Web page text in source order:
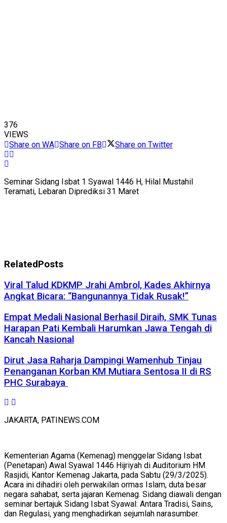
376
VIEWS
Share on WA Share on FB Share on Twitter
Seminar Sidang Isbat 1 Syawal 1446 H, Hilal Mustahil
Teramati, Lebaran Diprediksi 31 Maret
RelatedPosts
Viral Talud KDKMP Jrahi Ambrol, Kades Akhirnya
Angkat Bicara: “Bangunannya Tidak Rusak!”
Empat Medali Nasional Berhasil Diraih, SMK Tunas
Harapan Pati Kembali Harumkan Jawa Tengah di
Kancah Nasional
Dirut Jasa Raharja Dampingi Wamenhub Tinjau
Penanganan Korban KM Mutiara Sentosa II di RS
PHC Surabaya
JAKARTA, PATINEWS.COM
Kementerian Agama (Kemenag) menggelar Sidang Isbat
(Penetapan) Awal Syawal 1446 Hijriyah di Auditorium HM
Rasjidi, Kantor Kemenag Jakarta, pada Sabtu (29/3/2025).
Acara ini dihadiri oleh perwakilan ormas Islam, duta besar
negara sahabat, serta jajaran Kemenag. Sidang diawali dengan
seminar bertajuk Sidang Isbat Syawal: Antara Tradisi, Sains,
dan Regulasi, yang menghadirkan sejumlah narasumber.